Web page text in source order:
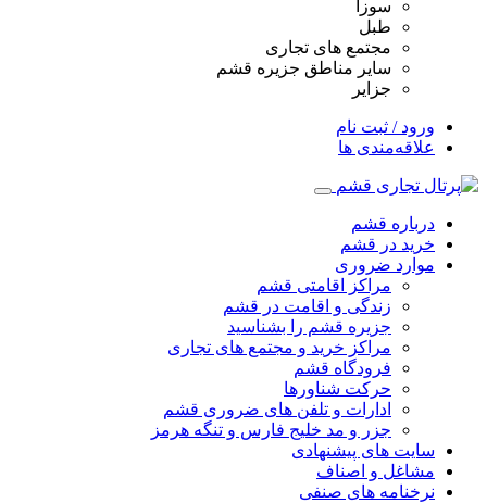
سوزا
طبل
مجتمع های تجاری
سایر مناطق جزیره قشم
جزایر
ورود / ثبت نام
علاقه‌مندی ها
درباره قشم
خرید در قشم
موارد ضروری
مراکز اقامتی قشم
زندگی و اقامت در قشم
جزیره قشم را بشناسید
مراکز خرید و مجتمع های تجاری
فرودگاه قشم
حرکت شناورها
ادارات و تلفن های ضروری قشم
جزر و مد خلیج فارس و تنگه هرمز
سایت های پیشنهادی
مشاغل و اصناف
نرخنامه های صنفی